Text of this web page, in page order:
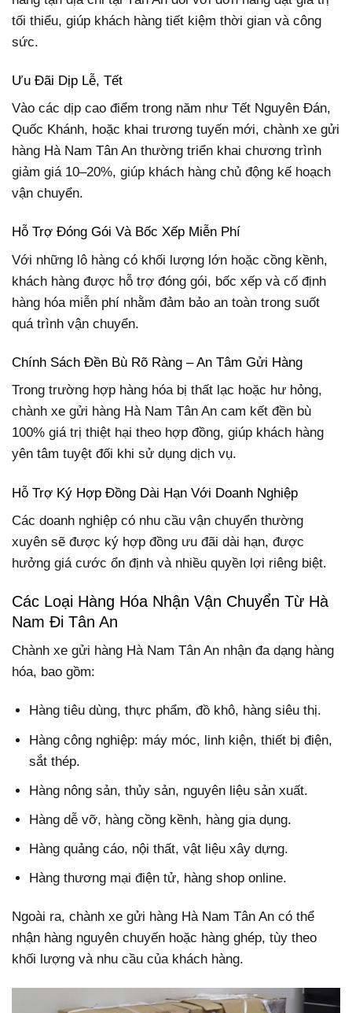
tối thiểu, giúp khách hàng tiết kiệm thời gian và công
sức.
Ưu Đãi Dịp Lễ, Tết
Vào các dịp cao điểm trong năm như Tết Nguyên Đán,
Quốc Khánh, hoặc khai trương tuyến mới, chành xe gửi
hàng Hà Nam Tân An thường triển khai chương trình
giảm giá 10–20%, giúp khách hàng chủ động kế hoạch
vận chuyển.
Hỗ Trợ Đóng Gói Và Bốc Xếp Miễn Phí
Với những lô hàng có khối lượng lớn hoặc cồng kềnh,
khách hàng được hỗ trợ đóng gói, bốc xếp và cố định
hàng hóa miễn phí nhằm đảm bảo an toàn trong suốt
quá trình vận chuyển.
Chính Sách Đền Bù Rõ Ràng – An Tâm Gửi Hàng
Trong trường hợp hàng hóa bị thất lạc hoặc hư hỏng,
chành xe gửi hàng Hà Nam Tân An cam kết đền bù
100% giá trị thiệt hại theo hợp đồng, giúp khách hàng
yên tâm tuyệt đối khi sử dụng dịch vụ.
Hỗ Trợ Ký Hợp Đồng Dài Hạn Với Doanh Nghiệp
Các doanh nghiệp có nhu cầu vận chuyển thường
xuyên sẽ được ký hợp đồng ưu đãi dài hạn, được
hưởng giá cước ổn định và nhiều quyền lợi riêng biệt.
Các Loại Hàng Hóa Nhận Vận Chuyển Từ Hà
Nam Đi Tân An
Chành xe gửi hàng Hà Nam Tân An nhận đa dạng hàng
hóa, bao gồm:
Hàng tiêu dùng, thực phẩm, đồ khô, hàng siêu thị.
Hàng công nghiệp: máy móc, linh kiện, thiết bị điện,
sắt thép.
Hàng nông sản, thủy sản, nguyên liệu sản xuất.
Hàng dễ vỡ, hàng cồng kềnh, hàng gia dụng.
Hàng quảng cáo, nội thất, vật liệu xây dựng.
Hàng thương mại điện tử, hàng shop online.
Ngoài ra, chành xe gửi hàng Hà Nam Tân An có thể
nhận hàng nguyên chuyến hoặc hàng ghép, tùy theo
khối lượng và nhu cầu của khách hàng.